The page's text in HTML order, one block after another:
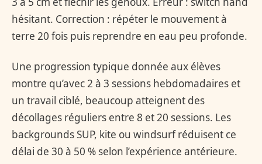
hésitant. Correction : répéter le mouvement à
terre 20 fois puis reprendre en eau peu profonde.
Une progression typique donnée aux élèves
montre qu’avec 2 à 3 sessions hebdomadaires et
un travail ciblé, beaucoup atteignent des
décollages réguliers entre 8 et 20 sessions. Les
backgrounds SUP, kite ou windsurf réduisent ce
délai de 30 à 50 % selon l’expérience antérieure.